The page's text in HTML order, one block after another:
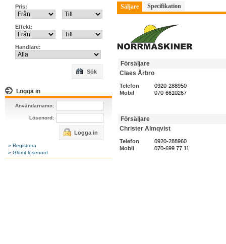
Pris:
Effekt:
Handlare:
Sök
Logga in
Användarnamn:
Lösenord:
Logga in
» Registrera
» Glömt lösenord
Säljare Specifikation
Försäljare
Claes Årbro
Telefon
0920-288950
Mobil
070-6610267
Försäljare
Christer Almqvist
Telefon
0920-288960
Mobil
070-699 77 11